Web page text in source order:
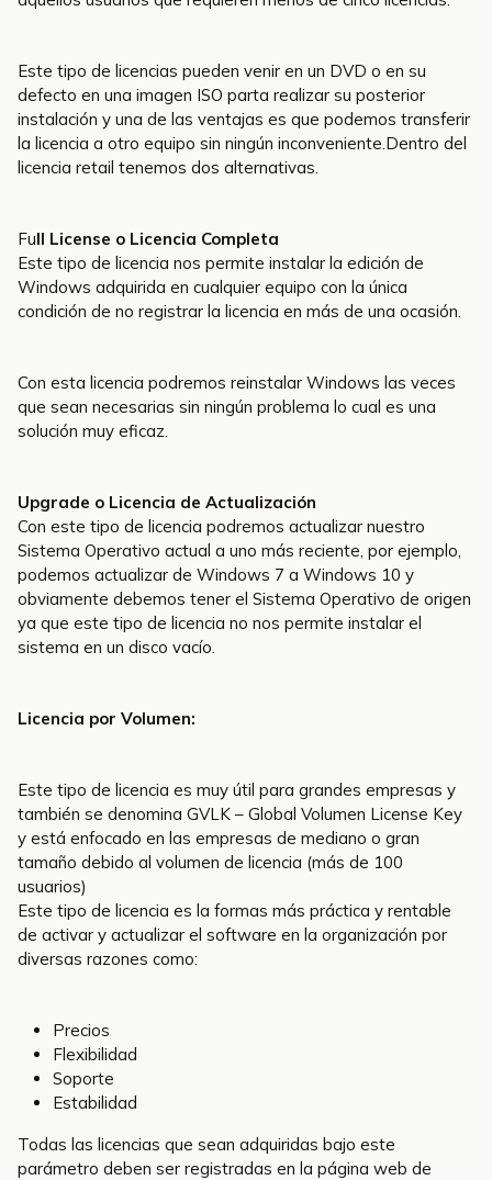
Este tipo de licencias pueden venir en un DVD o en su
defecto en una imagen ISO parta realizar su posterior
instalación y una de las ventajas es que podemos transferir
la licencia a otro equipo sin ningún inconveniente.Dentro del
licencia retail tenemos dos alternativas.
Full License o Licencia Completa
Este tipo de licencia nos permite instalar la edición de
Windows adquirida en cualquier equipo con la única
condición de no registrar la licencia en más de una ocasión.
Con esta licencia podremos reinstalar Windows las veces
que sean necesarias sin ningún problema lo cual es una
solución muy eficaz.
Upgrade o Licencia de Actualización
Con este tipo de licencia podremos actualizar nuestro
Sistema Operativo actual a uno más reciente, por ejemplo,
podemos actualizar de Windows 7 a Windows 10 y
obviamente debemos tener el Sistema Operativo de origen
ya que este tipo de licencia no nos permite instalar el
sistema en un disco vacío.
Licencia por Volumen:
Este tipo de licencia es muy útil para grandes empresas y
también se denomina GVLK – Global Volumen License Key
y está enfocado en las empresas de mediano o gran
tamaño debido al volumen de licencia (más de 100
usuarios)
Este tipo de licencia es la formas más práctica y rentable
de activar y actualizar el software en la organización por
diversas razones como:
Precios
Flexibilidad
Soporte
Estabilidad
Todas las licencias que sean adquiridas bajo este
parámetro deben ser registradas en la página web de